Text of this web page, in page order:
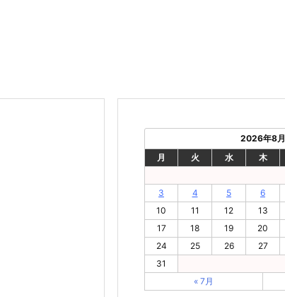
2026年8月
月
火 水 木
3
4 5 6
10
11 12 13
17
18 19 20
24
25 26 27
31
« 7月